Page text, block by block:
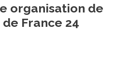
organisation de
France 24